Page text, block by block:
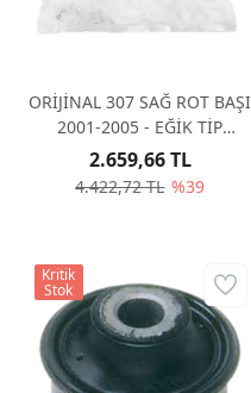
ORİJİNAL 307 SAĞ ROT BAŞI
2001-2005 - EĞİK TİP
381741
4.422,72 TL %39
2.659,66 TL
Kritik
Stok